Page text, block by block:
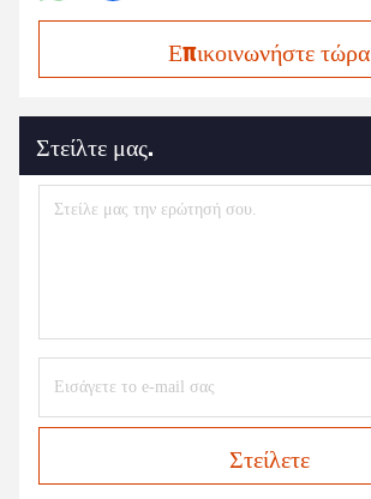
Επικοινωνήστε τώρα
Στείλτε μας.
Στείλετε